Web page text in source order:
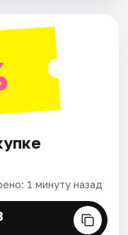
1 минуту назад